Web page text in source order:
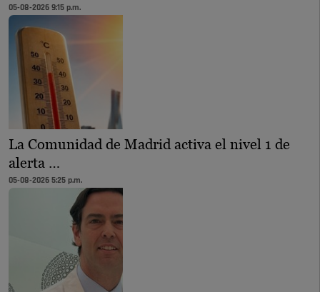
05-08-2026 9:15 p.m.
La Comunidad de Madrid activa el nivel 1 de
alerta …
05-08-2026 5:25 p.m.